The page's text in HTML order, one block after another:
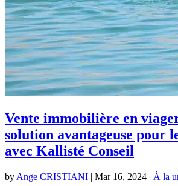
Vente immobilière en
solution avantageuse pour
avec Kallisté Conseil
by Ange CRISTIANI | Mar 16, 2024 | À la